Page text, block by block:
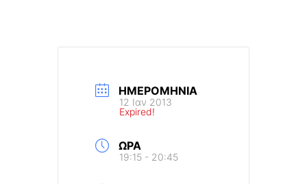
ΗΜΕΡΟΜΗΝΊΑ
12 Ιαν 2013
Expired!
ΏΡΑ
19:15 - 20:45